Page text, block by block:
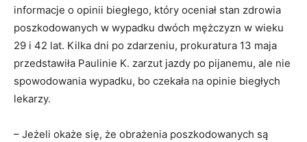
informacje o opinii biegłego, który oceniał stan zdrowia
poszkodowanych w wypadku dwóch mężczyzn w wieku
29 i 42 lat. Kilka dni po zdarzeniu, prokuratura 13 maja
przedstawiła Paulinie K. zarzut jazdy po pijanemu, ale nie
spowodowania wypadku, bo czekała na opinie biegłych
lekarzy.
– Jeżeli okaże się, że obrażenia poszkodowanych są